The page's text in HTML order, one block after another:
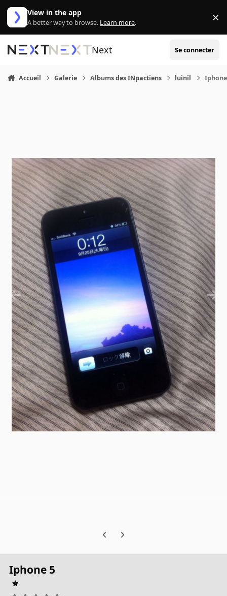
Aller au contenu
View in the app
A better way to browse. Learn more. ×
Next Se connecter
Accueil Galerie Albums des INpactiens luinil
Previous carousel slide
Next carousel slide
Iphone 5